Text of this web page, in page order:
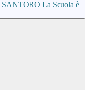
La Scuola è